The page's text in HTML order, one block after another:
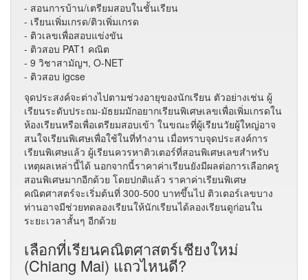
- สอนการบ้าน/เตรียมสอบในชั้นเรียน
- เรียนเพิ่มเกรด/ติวเพิ่มเกรด
- ติวเลขเพื่อสอบแข่งขัน
- ติวสอบ PAT1 คณิต
- 9 วิชาสามัญฯ, O-NET
- ติวสอบ igcse
จุดประสงค์จะต่างไปตามช่วงอายุของนักเรียน ตัวอย่างเช่น ผู้
เรียนระดับประถม-มัธยมมักอยากเรียนพิเศษเลขเพื่อเพิ่มเกรดใน
ห้องเรียนหรือเพื่อเตรียมสอบเข้า ในขณะที่ผู้เรียนวัยผู้ใหญ่อาจ
สนใจเรียนพิเศษเพื่อใช้ในที่ทำงาน เมื่อทราบจุดประสงค์การ
เรียนพิเศษแล้ว ผู้เรียนควรหาติวเตอร์ที่สอนพิเศษเลขสำหรับ
เหตุผลเหล่านี้ได้ นอกจากนี้ราคาค่าเรียนยังมีผลต่อการเลือกครู
สอนพิเศษมากอีกด้วย โดยปกติแล้ว ราคาค่าเรียนพิเศษ
คณิตศาสตร์จะเริ่มต้นที่ 300-500 บาทขึ้นไป ติวเตอร์เลขบาง
ท่านอาจมีช่วยทดลองเรียนให้นักเรียนได้ลองเรียนดูก่อนใน
ระยะเวลาสั้นๆ อีกด้วย
เลือกที่เรียนคณิตศาสตร์เชียงใหม่
(Chiang Mai) แถวไหนดี?